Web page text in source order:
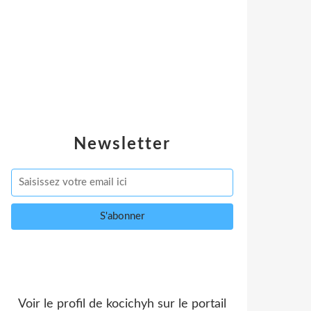
Newsletter
Voir le profil de kocichyh sur le portail